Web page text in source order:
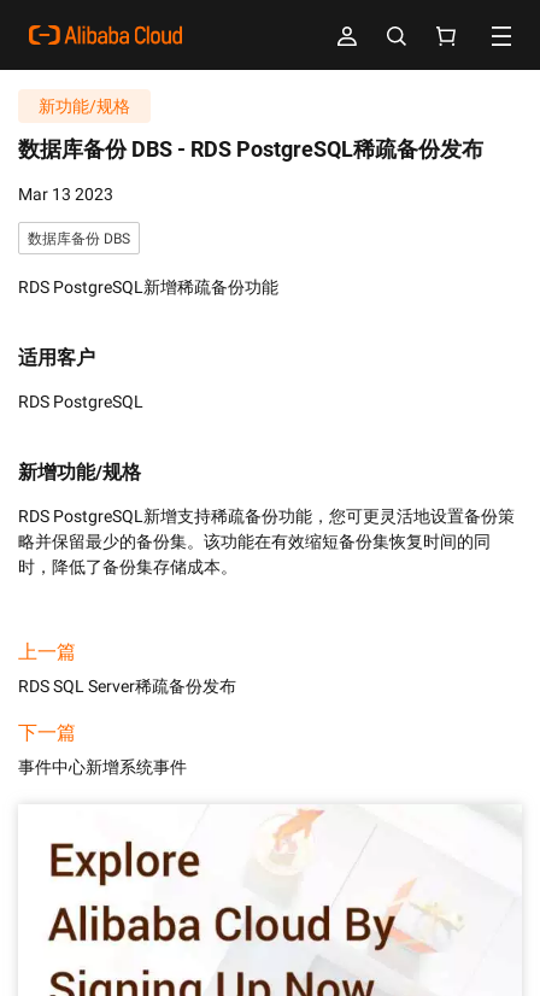
新功能/规格
数据库备份 DBS - RDS PostgreSQL稀疏备份发布
Mar 13 2023
数据库备份 DBS
RDS PostgreSQL新增稀疏备份功能
适用客户
RDS PostgreSQL
新增功能/规格
RDS PostgreSQL新增支持稀疏备份功能，您可更灵活地设置备份策
略并保留最少的备份集。该功能在有效缩短备份集恢复时间的同
时，降低了备份集存储成本。
上一篇
RDS SQL Server稀疏备份发布
下一篇
事件中心新增系统事件